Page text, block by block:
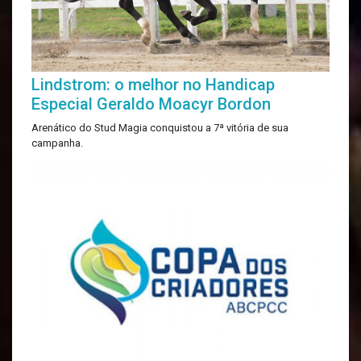
Lindstrom: o melhor no Handicap
Especial Geraldo Moacyr Bordon
Arenático do Stud Magia conquistou a 7ª vitória de sua
campanha.